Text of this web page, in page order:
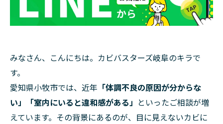
みなさん、こんにちは。カビバスターズ岐阜のキラで
す。
愛知県小牧市では、近年 「体調不良の原因が分からな
い」「室内にいると違和感がある」 といったご相談が増
えています。その背景にあるのが、目に見えないカビに